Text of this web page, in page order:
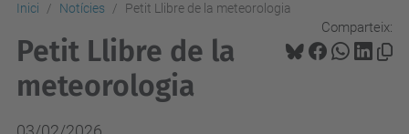
Inici Notícies Petit Llibre de la meteorologia
Comparteix:
Petit Llibre de la
meteorologia